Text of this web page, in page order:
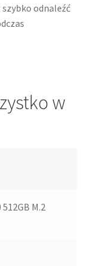
szybko odnaleźć
w
512GB M.2